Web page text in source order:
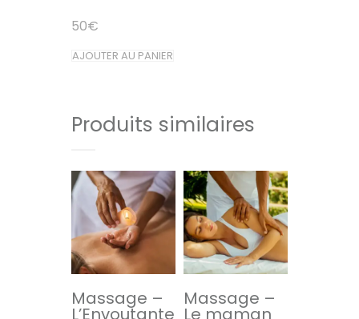
50€
AJOUTER AU PANIER
Produits similaires
Massage –
L’Envoutante
Massage –
Le maman